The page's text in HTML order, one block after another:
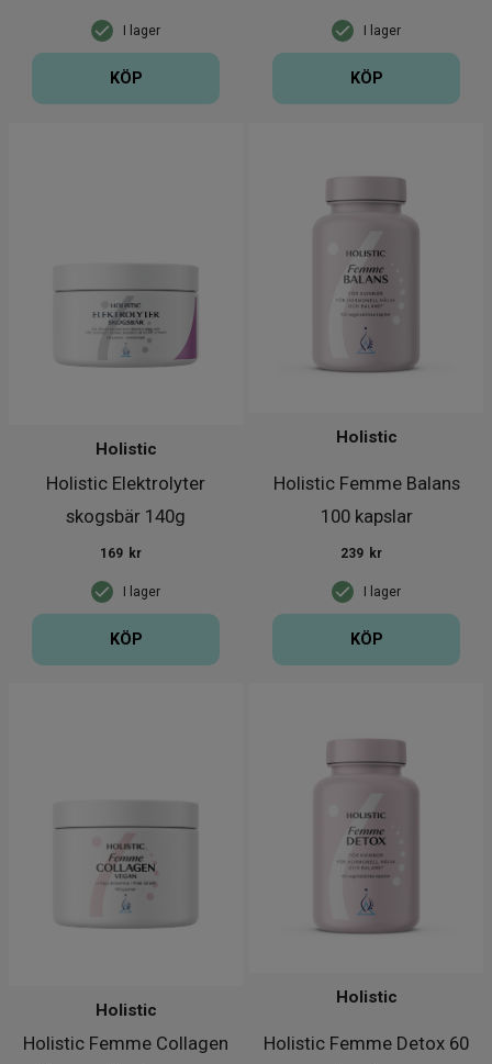
I lager
KÖP
I lager
KÖP
Holistic Elektrolyter
skogsbär 140g
Holistic
I lager
169 kr
KÖP
Holistic Femme Balans
100 kapslar
Holistic
I lager
239 kr
KÖP
Holistic Femme Collagen
Holistic
Holistic Femme Detox 60
Holistic